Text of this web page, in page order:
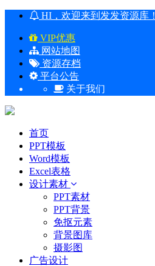
HI，欢迎来到发发资源库！
VIP优惠
网站地图
资源存档
平台公告
关于我们
首页
PPT模板
Word模板
Excel表格
设计素材
PPT素材
PPT背景
免抠元素
背景图库
摄影图
广告设计